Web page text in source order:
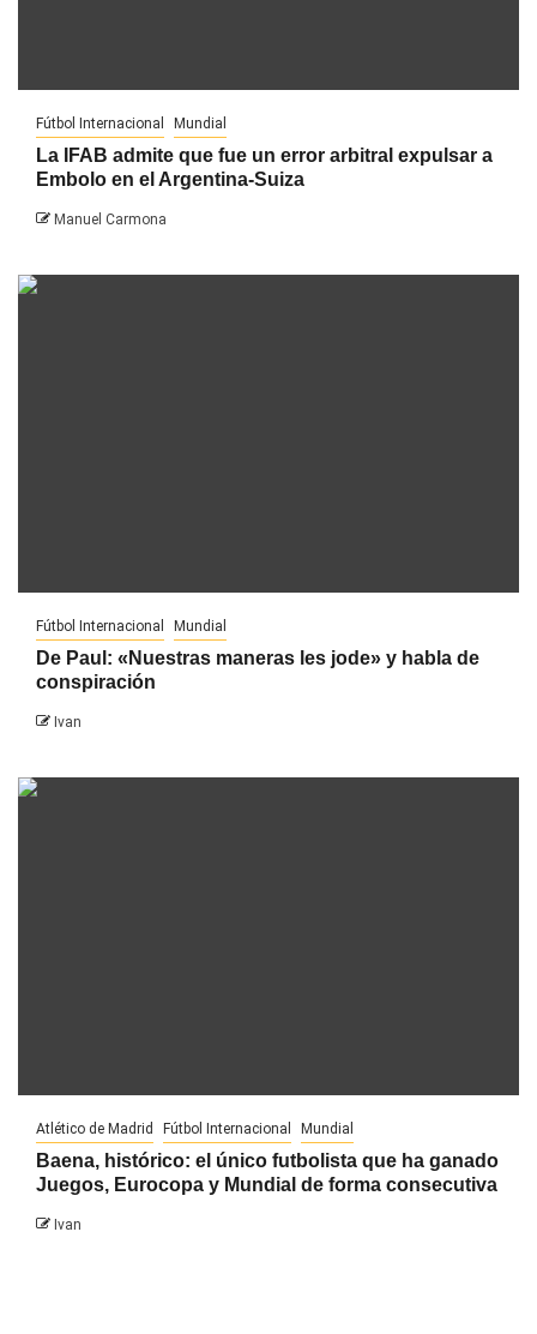
Fútbol Internacional Mundial
La IFAB admite que fue un error arbitral expulsar a
Embolo en el Argentina-Suiza
Manuel Carmona
Fútbol Internacional Mundial
De Paul: «Nuestras maneras les jode» y habla de
conspiración
Ivan
Atlético de Madrid Fútbol Internacional Mundial
Baena, histórico: el único futbolista que ha ganado
Juegos, Eurocopa y Mundial de forma consecutiva
Ivan